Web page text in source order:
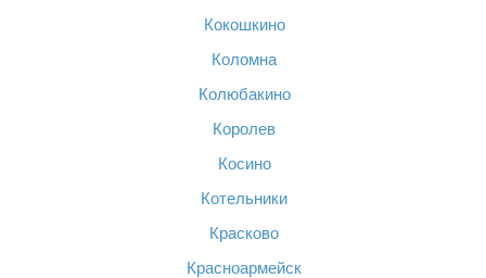
Кокошкино
Коломна
Колюбакино
Королев
Косино
Котельники
Красково
Красноармейск